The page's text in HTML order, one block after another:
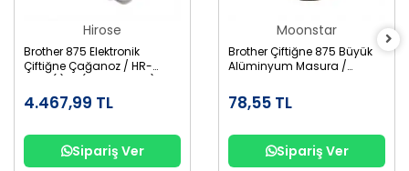
Hirose
Brother 875 Elektronik
Çiftiğne Çağanoz / HR-
12MC(1)TR (SA1689-001)
4.467,99 TL
Sipariş Ver
Moonstar
Brother Çiftiğne 875 Büyük
Alüminyum Masura /
78,55 TL
Sipariş Ver